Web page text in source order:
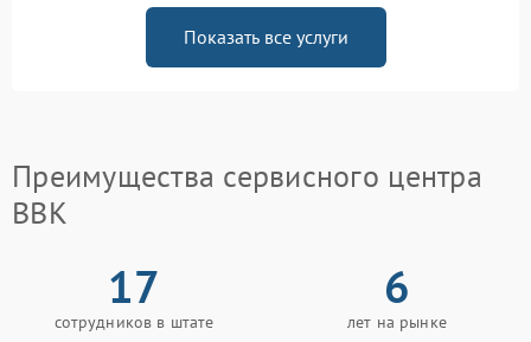
Показать все услуги
Преимущества сервисного центра
BBK
17
сотрудников в штате
6
лет на рынке